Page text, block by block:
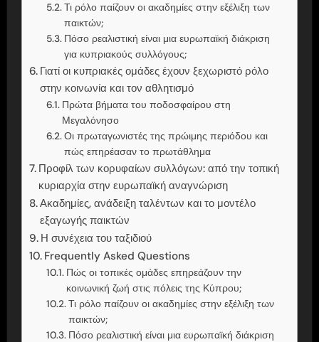
Τι ρόλο παίζουν οι ακαδημίες στην εξέλιξη των
παικτών;
Πόσο ρεαλιστική είναι μια ευρωπαϊκή διάκριση
για κυπριακούς συλλόγους;
Γιατί οι κυπριακές ομάδες έχουν ξεχωριστό ρόλο
στην κοινωνία και τον αθλητισμό
Πρώτα βήματα του ποδοσφαίρου στη
Μεγαλόνησο
Οι πρωταγωνιστές της πρώιμης περιόδου και
πώς επηρέασαν το πρωτάθλημα
Προφίλ των κορυφαίων συλλόγων: από την τοπική
κυριαρχία στην ευρωπαϊκή αναγνώριση
Ακαδημίες, ανάδειξη ταλέντων και το μοντέλο
εξαγωγής παικτών
Η συνέχεια του ταξιδιού
Frequently Asked Questions
Πώς οι τοπικές ομάδες επηρεάζουν την
κοινωνική ζωή στις πόλεις της Κύπρου;
Τι ρόλο παίζουν οι ακαδημίες στην εξέλιξη των
παικτών;
Πόσο ρεαλιστική είναι μια ευρωπαϊκή διάκριση